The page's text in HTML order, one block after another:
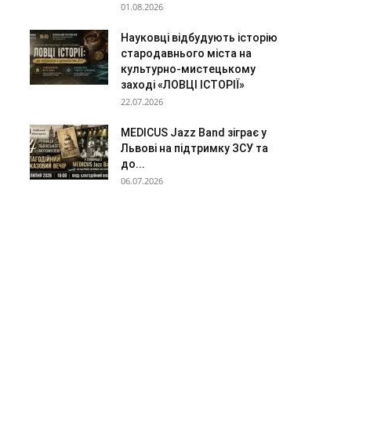
01.08.2026
Науковці відбудують історію
стародавнього міста на
культурно-мистецькому
заході «ЛОВЦІ ІСТОРІЇ»
22.07.2026
MEDICUS Jazz Band зіграє у
Львові на підтримку ЗСУ та
до...
06.07.2026